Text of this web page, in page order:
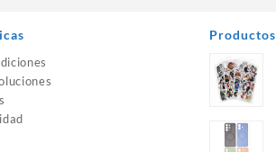
Productos